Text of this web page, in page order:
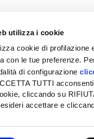
utilizza i cookie
cookie di profilazione
con le tue preferenze.
di configurazione
TUTTI
cliccando su
accettare e